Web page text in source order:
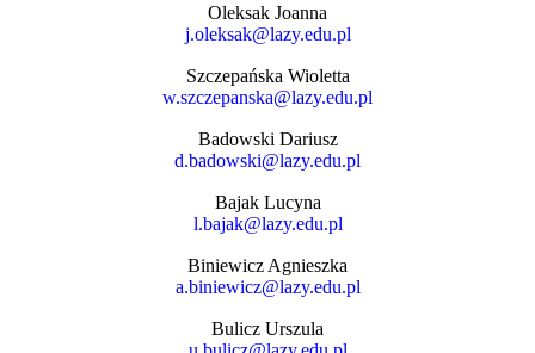
Oleksak Joanna
j.oleksak@lazy.edu.pl
Szczepańska Wioletta
w.szczepanska@lazy.edu.pl
Badowski Dariusz
d.badowski@lazy.edu.pl
Bajak Lucyna
l.bajak@lazy.edu.pl
Biniewicz Agnieszka
a.biniewicz@lazy.edu.pl
Bulicz Urszula